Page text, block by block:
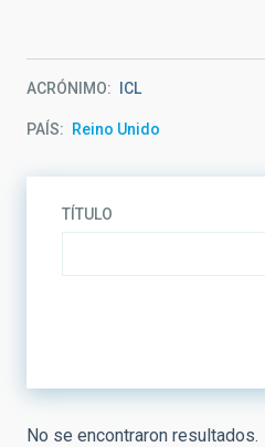
navegación
ACRÓNIMO ICL
PAÍS Reino Unido
TÍTULO
No se encontraron resultados.